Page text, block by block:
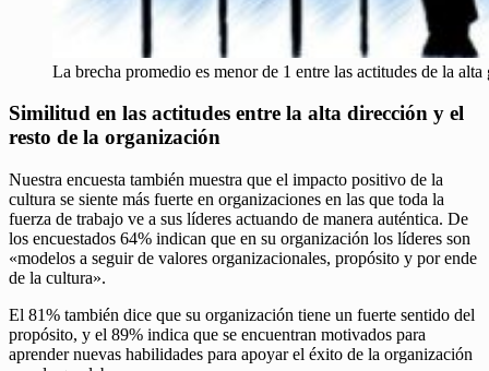
La brecha promedio es menor de 1 entre las actitudes de la
Similitud en las actitudes entre la alta dirección y el
resto de la organización
Nuestra encuesta también muestra que el impacto positivo de la
cultura se siente más fuerte en organizaciones en las que toda la
fuerza de trabajo ve a sus líderes actuando de manera auténtica. De
los encuestados 64% indican que en su organización los líderes son
«modelos a seguir de valores organizacionales, propósito y por ende
de la cultura».
El 81% también dice que su organización tiene un fuerte sentido del
propósito, y el 89% indica que se encuentran motivados para
aprender nuevas habilidades para apoyar el éxito de la organización